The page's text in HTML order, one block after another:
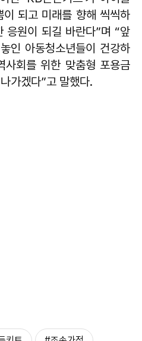
되고 미래를 향해 씩씩하
응원이 되길 바란다”며 “앞
인 아동청소년들이 건강하
회를 위한 맞춤형 포용금
가겠다”고 말했다.